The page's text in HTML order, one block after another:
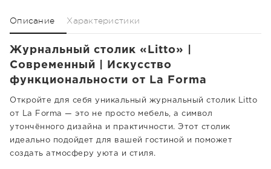
Описание Характеристики
Журнальный столик «Litto» |
Современный | Искусство
функциональности от La Forma
Откройте для себя уникальный журнальный столик Litto
от La Forma — это не просто мебель, а символ
утончённого дизайна и практичности. Этот столик
идеально подойдет для вашей гостиной и поможет
создать атмосферу уюта и стиля.